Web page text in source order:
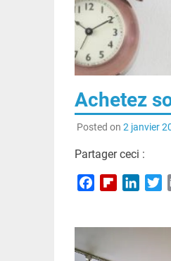
Achetez
Posted on 2 janvier
Partager ceci :
FacebookFlipboard